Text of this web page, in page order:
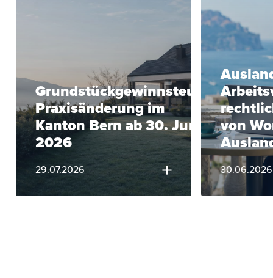
Grundstückgewinnsteuer:
Praxisänderung im
Kanton Bern ab 30. Juni
2026
29.07.2026
von
30.06.2026